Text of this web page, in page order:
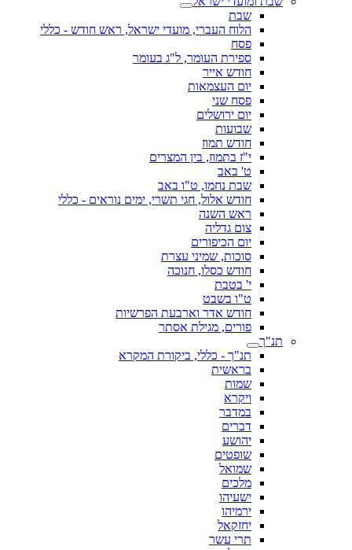
שבת
הלוח העברי, מועדי ישראל, ראש חודש - כללי
פסח
ספירת העומר, ל"ג בעומר
חודש אייר
יום העצמאות
פסח שני
יום ירושלים
שבועות
חודש תמוז
י"ז בתמוז, בין המצרים
ט' באב
שבת נחמו, ט"ו באב
חודש אלול, חגי תשרי, ימים נוראים - כללי
ראש השנה
צום גדליה
יום הכיפורים
סוכות, שמיני עצרת
חודש כסלו, חנוכה
י' בטבת
ט"ו בשבט
חודש אדר וארבעת הפרשיות
פורים, מגילת אסתר
תנ"ך
תנ"ך - כללי, ביקורת המקרא
בראשית
שמות
ויקרא
במדבר
דברים
יהושע
שופטים
שמואל
מלכים
ישעיהו
ירמיהו
יחזקאל
תרי עשר